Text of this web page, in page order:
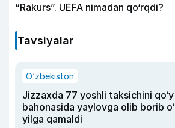
“Rakurs”. UEFA nimadan qo‘rqdi?
Tavsiyalar
O‘zbekiston
Jizzaxda 77 yoshli taksichini
bahonasida yaylovga olib borib
yilga qamaldi